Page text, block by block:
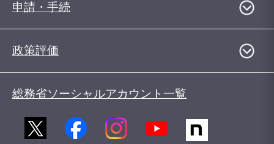
申請・手続
政策評価
総務省ソーシャルアカウント一覧